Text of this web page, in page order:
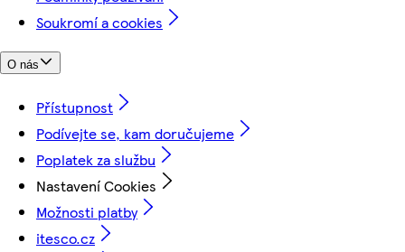
Soukromí a cookies
O nás
Přístupnost
Podívejte se, kam doručujeme
Poplatek za službu
Nastavení Cookies
Možnosti platby
itesco.cz